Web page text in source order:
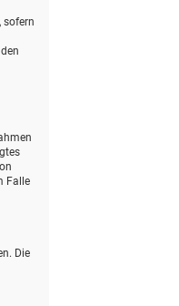
sofern
Falle
Die